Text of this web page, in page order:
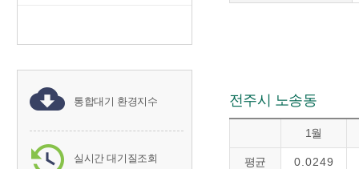
통합대기 환경지수
실시간 대기질조회
전주시 노송동
1월
평균 0.0249